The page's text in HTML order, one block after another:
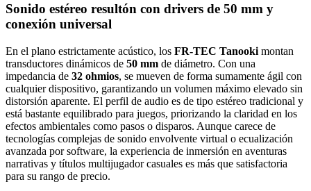
Sonido estéreo resultón con drivers de 50 mm y
conexión universal
En el plano estrictamente acústico, los FR-TEC Tanooki montan
transductores dinámicos de 50 mm de diámetro. Con una
impedancia de 32 ohmios, se mueven de forma sumamente ágil con
cualquier dispositivo, garantizando un volumen máximo elevado sin
distorsión aparente. El perfil de audio es de tipo estéreo tradicional y
está bastante equilibrado para juegos, priorizando la claridad en los
efectos ambientales como pasos o disparos. Aunque carece de
tecnologías complejas de sonido envolvente virtual o ecualización
avanzada por software, la experiencia de inmersión en aventuras
narrativas y títulos multijugador casuales es más que satisfactoria
para su rango de precio.